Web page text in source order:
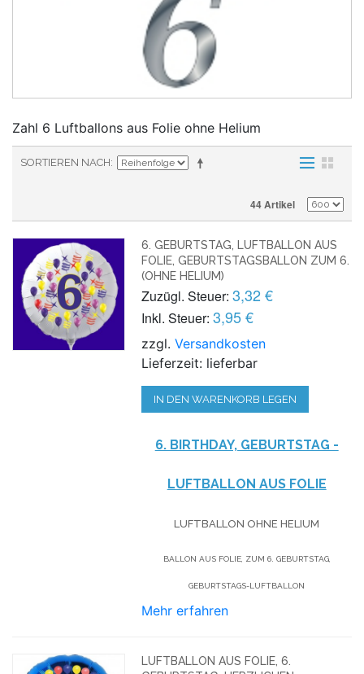
Zahl 6 Luftballons aus Folie ohne Helium
SORTIEREN NACH
44 Artikel
6. GEBURTSTAG, LUFTBALLON AUS
FOLIE, GEBURTSTAGSBALLON ZUM 6.
(OHNE HELIUM)
Zuzügl. Steuer: 3,32 €
Inkl. Steuer: 3,95 €
zzgl.Versandkosten
Lieferzeit: lieferbar
IN DEN WARENKORB LEGEN
6. BIRTHDAY, GEBURTSTAG -
LUFTBALLON AUS FOLIE
LUFTBALLON OHNE HELIUM
BALLON AUS FOLIE, ZUM 6. GEBURTSTAG,
GEBURTSTAGS-LUFTBALLON
Mehr erfahren
LUFTBALLON AUS FOLIE, 6.